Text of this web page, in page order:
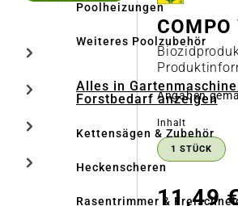
Poolheizungen
Weiteres Poolzubehör
Alles in
Forstbedarf anzeigen
Kettensägen & Zubehör
Heckenscheren
Rasentrimmer &
Angaben
Inhalt
1 STÜCK
11,49